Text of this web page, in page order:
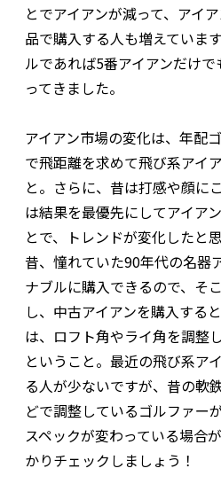
とでアイアンが減って、アイ
品で購入する人も増えていま
ルであれば5番アイアンだけ
ってきました。
アイアン市場の変化は、年配
で飛距離を求めて飛び系アイ
と。さらに、昔は打感や顔に
は結果を最優先にしてアイア
とで、トレンドが変化したと
昔、憧れていた90年代の名器
ナブルに購入できるので、そ
し、中古アイアンを購入する
は、ロフト角やライ角を調整
ということ。最近の飛び系ア
る人が少ないですが、昔の軟
どで調整しているゴルファー
スペックが変わっている場合
かりチェックしましょう！